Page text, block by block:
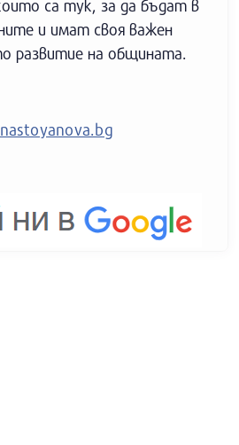
са тук, за да бъдат в
и имат своя важен
развитие на общината.